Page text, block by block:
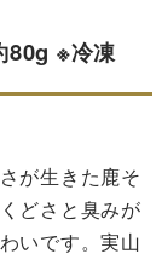
80g ※冷凍
が生きた鹿そ
どさと臭みが
いです。実山